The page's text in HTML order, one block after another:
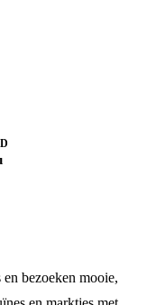
bezoeken mooie,